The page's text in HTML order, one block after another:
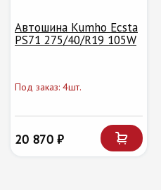
Автошина Kumho Ecsta
PS71 275/40/R19 105W
Под заказ: 4шт.
20 870 ₽